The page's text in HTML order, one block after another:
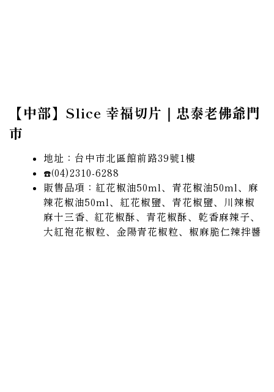
【中部】Slice 幸福切片｜忠泰老佛爺門
市
地址：台中市北區館前路39號1樓
☎️(04)2310-6288
販售品項：紅花椒油50ml、青花椒油50ml、麻
辣花椒油50ml、紅花椒鹽、青花椒鹽、川辣椒
麻十三香、 紅花椒酥、青花椒酥、乾香麻辣子、
大紅袍花椒粒、金陽青花椒粒、椒麻脆仁辣拌醬